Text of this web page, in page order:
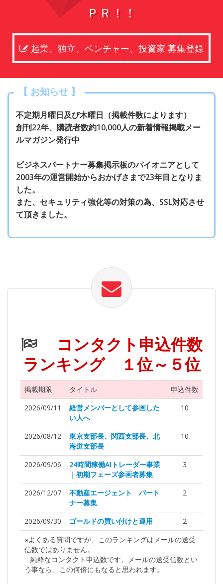
ＰＲ！！
起業、独立、ベンチャー、投資家 募集登録
【 お知らせ 】
不定期月曜日及び木曜日（掲載件数によります）
創刊22年、購読者数約10,000人の新着情報掲載メー
ルマガジン発行中
ビジネスパートナー募集掲示板のパイオニアとして
2003年の運営開始からおかげさまで23年目となりま
した。
また、セキュリティ強化等の対策の為、SSL対応させ
て頂きました。
コンタクト申込件数
ランキング １位～５位
掲載期限 タイトル
申込件数
2026/09/11
経営メンバーとして参画した
い人へ
10
2026/08/12
東京支部長、関西支部長、北
海道支部長
10
2026/09/06
24時間稼働AIトレーダー事業
｜初期フェーズ参画者募集
3
2026/12/07
不動産エージェント パート
ナー募集
2
2026/09/30 ゴールドの買い付けと運用
2
※よくある質問ですが、このランキングはメールの送受
信数ではありません。
純粋なコンタクト申込数です。メールの送受信数とい
う事なら、この何倍にもなると思われます。